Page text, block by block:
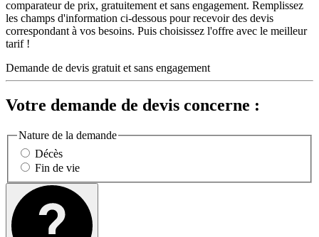
comparateur de prix, gratuitement et sans engagement. Remplissez
les champs d'information ci-dessous pour recevoir des devis
correspondant à vos besoins. Puis choisissez l'offre avec le meilleur
tarif !
Demande de devis gratuit et sans engagement
Votre demande de devis concerne :
Nature de la demande
Décès
Fin de vie